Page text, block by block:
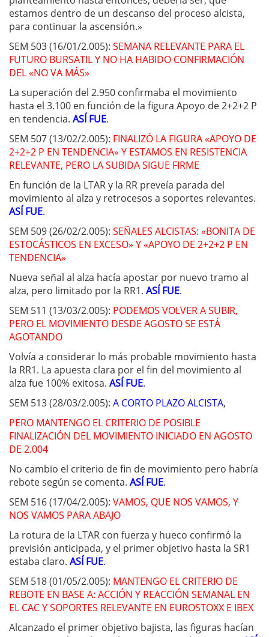
estamos dentro de un descanso del proceso alcista,
para continuar la ascensión.»
SEM 503 (16/01/2.005): SEMANA RELEVANTE PARA EL
FUTURO BURSATIL Y NO HA HABIDO CONFIRMACIÓN
DEL «NO VA MÁS»
La superación del 2.950 confirmaba el movimiento
hasta el 3.100 en función de la figura Apoyo de 2+2+2 P
en tendencia. ASÍ FUE.
SEM 507 (13/02/2.005): FINALIZÓ LA FIGURA «APOYO DE
2+2+2 P EN TENDENCIA» Y ESTAMOS EN RESISTENCIA
RELEVANTE, PERO LA SUBIDA SIGUE FIRME
En función de la LTAR y la RR preveía parada del
movimiento al alza y retrocesos a soportes relevantes.
ASÍ FUE.
SEM 509 (26/02/2.005): SEÑALES ALCISTAS: «BONITA DE
ESTOCÁSTICOS EN EXCESO» Y «APOYO DE 2+2+2 P EN
TENDENCIA»
Nueva señal al alza hacía apostar por nuevo tramo al
alza, pero limitado por la RR1. ASÍ FUE.
SEM 511 (13/03/2.005): PODEMOS VOLVER A SUBIR,
PERO EL MOVIMIENTO DESDE AGOSTO SE ESTÁ
AGOTANDO
Volvía a considerar lo más probable movimiento hasta
la RR1. La apuesta clara por el fin del movimiento al
alza fue 100% exitosa. ASÍ FUE.
SEM 513 (28/03/2.005): A CORTO PLAZO ALCISTA,
PERO MANTENGO EL CRITERIO DE POSIBLE
FINALIZACIÓN DEL MOVIMIENTO INICIADO EN AGOSTO
DE 2.004
No cambio el criterio de fin de movimiento pero habría
rebote según se comenta. ASÍ FUE.
SEM 516 (17/04/2.005): VAMOS, QUE NOS VAMOS, Y
NOS VAMOS PARA ABAJO
La rotura de la LTAR con fuerza y hueco confirmó la
previsión anticipada, y el primer objetivo hasta la SR1
estaba claro. ASÍ FUE.
SEM 518 (01/05/2.005): MANTENGO EL CRITERIO DE
REBOTE EN BASE A: ACCIÓN Y REACCIÓN SEMANAL EN
EL CAC Y SOPORTES RELEVANTE EN EUROSTOXX E IBEX
Alcanzado el primer objetivo bajista, las figuras hacían